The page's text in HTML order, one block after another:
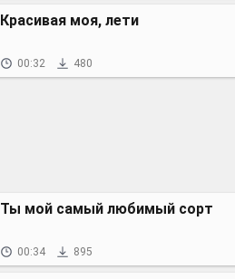
Красивая моя, лети
00:32 480
Ты мой самый любимый сорт
00:34 895